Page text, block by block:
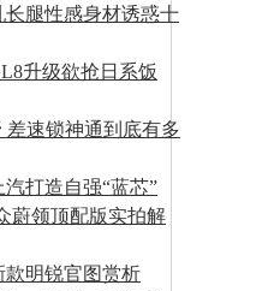
腿性感身材诱惑十
升级欲抢日系饭
差速锁神通到底有多
打造自强“蓝芯”
蔚领顶配版实拍解
款明锐官图赏析